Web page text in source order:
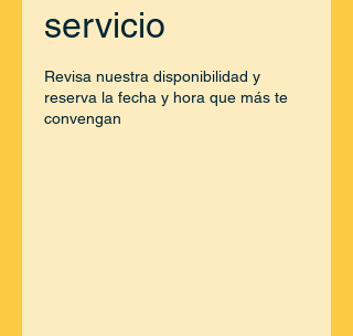
servicio
Revisa nuestra disponibilidad y
reserva la fecha y hora que más te
convengan